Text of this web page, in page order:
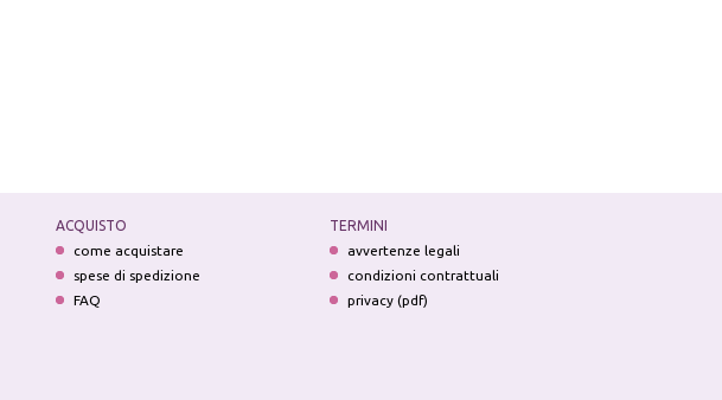
ACQUISTO
come acquistare
spese di spedizione
FAQ
TERMINI
avvertenze legali
condizioni contrattuali
privacy (pdf)